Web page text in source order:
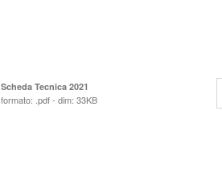
Scheda Tecnica 2021
formato: .pdf - dim: 33KB